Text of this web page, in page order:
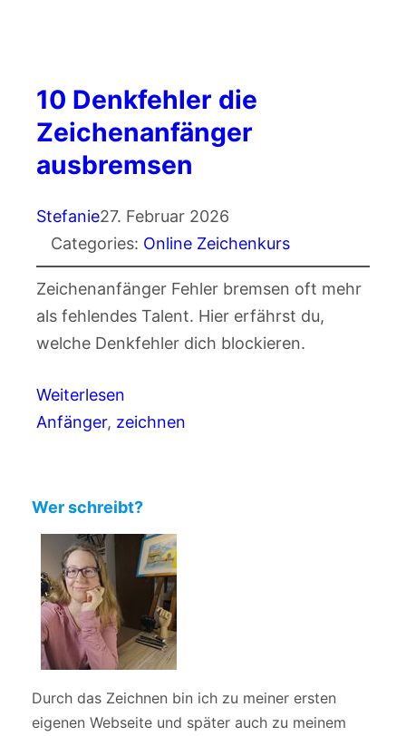
10 Denkfehler die
Zeichenanfänger
ausbremsen
Stefanie27. Februar 2026
Categories: Online Zeichenkurs
Zeichenanfänger Fehler bremsen oft mehr
als fehlendes Talent. Hier erfährst du,
welche Denkfehler dich blockieren.
Weiterlesen
Anfänger, zeichnen
Wer schreibt?
Durch das Zeichnen bin ich zu meiner ersten
eigenen Webseite und später auch zu meinem